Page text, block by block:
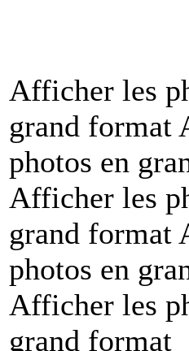
Afficher les
grand format
photos en
Afficher les
grand format
photos en
Afficher les
grand format